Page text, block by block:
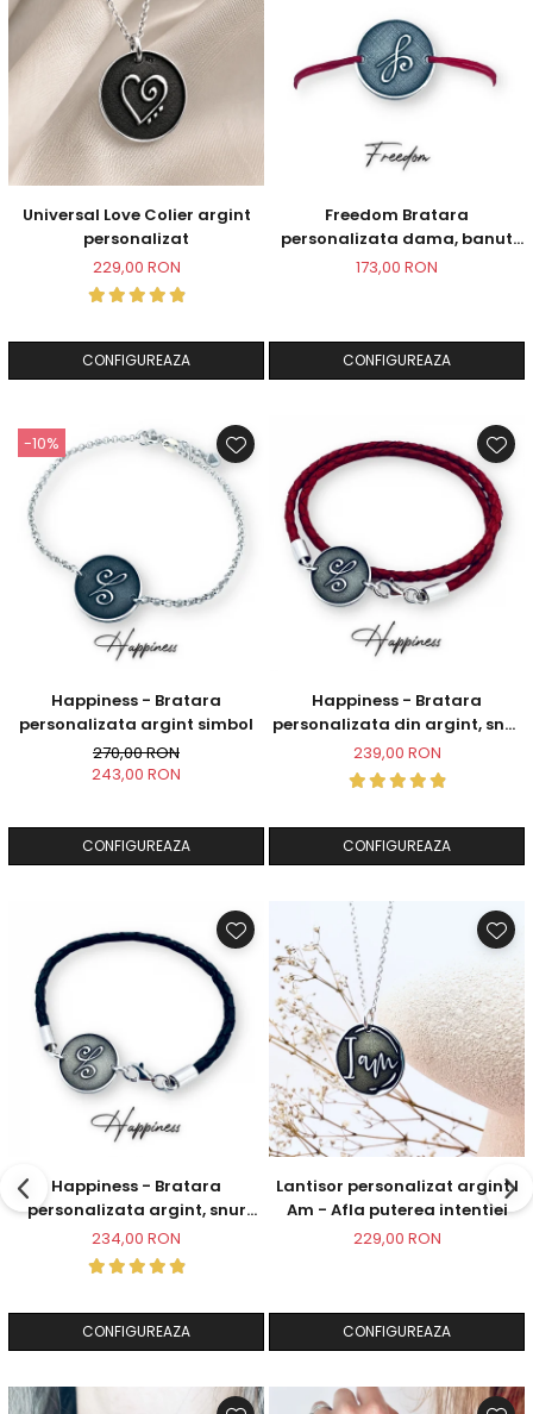
Universal Love Colier argint
personalizat
229,00 RON
CONFIGUREAZA
Freedom Bratara
personalizata dama, banut
argint, snur reglabil
173,00 RON
CONFIGUREAZA
-10%
Happiness - Bratara
personalizata argint simbol
270,00 RON
243,00 RON
CONFIGUREAZA
Happiness - Bratara
personalizata din argint, snur
dublu piele, simbol
239,00 RON
CONFIGUREAZA
Happiness - Bratara
personalizata argint, snur
impletit piele simbol
234,00 RON
CONFIGUREAZA
Lantisor personalizat argint I
Am - Afla puterea intentiei
229,00 RON
CONFIGUREAZA